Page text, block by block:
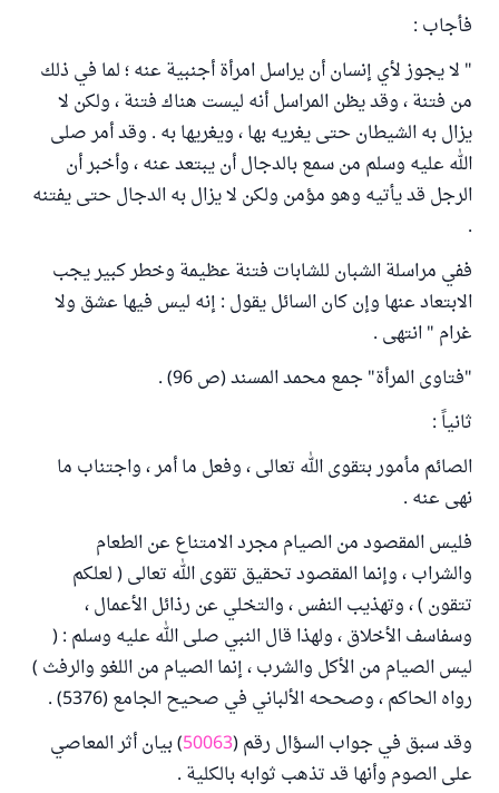
فأجاب :
" لا يجوز لأي إنسان أن يراسل امرأة أجنبية عنه ؛ لما في ذلك
من فتنة ، وقد يظن المراسل أنه ليست هناك فتنة ، ولكن لا
يزال به الشيطان حتى يغريه بها ، ويغريها به . وقد أمر صلى
الله عليه وسلم من سمع بالدجال أن يبتعد عنه ، وأخبر أن
الرجل قد يأتيه وهو مؤمن ولكن لا يزال به الدجال حتى يفتنه
.
ففي مراسلة الشبان للشابات فتنة عظيمة وخطر كبير يجب
الابتعاد عنها وإن كان السائل يقول : إنه ليس فيها عشق ولا
غرام " انتهى .
"فتاوى المرأة" جمع محمد المسند (ص 96) .
ثانياً :
الصائم مأمور بتقوى الله تعالى ، وفعل ما أمر ، واجتناب ما
نهى عنه .
فليس المقصود من الصيام مجرد الامتناع عن الطعام
والشراب ، وإنما المقصود تحقيق تقوى الله تعالى ( لعلكم
تتقون ) ، وتهذيب النفس ، والتخلي عن رذائل الأعمال ،
وسفاسف الأخلاق ، ولهذا قال النبي صلى الله عليه وسلم : (
ليس الصيام من الأكل والشرب ، إنما الصيام من اللغو والرفث )
رواه الحاكم ، وصححه الألباني في صحيح الجامع (5376) .
وقد سبق في جواب السؤال رقم (50063) بيان أثر المعاصي
على الصوم وأنها قد تذهب ثوابه بالكلية .